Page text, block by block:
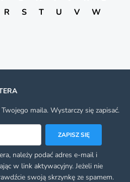
R S T U V
W
maila. Wystarczy się zapisać.
ZAPISZ SIĘ
należy podać adres e-mail i
w link aktywacyjny. Jeżeli nie
swoją skrzynkę ze spamem.